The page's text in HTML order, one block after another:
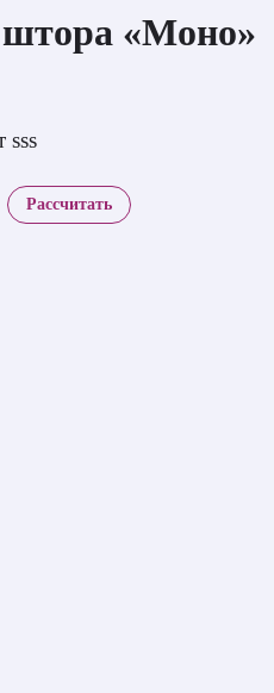
«Моно»
sss
Рассчитать